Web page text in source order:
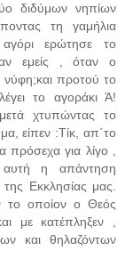
διδύμων νηπίων
τη γαμήλια
ερώτησε το
εμείς , όταν ο
προτού το
το αγοράκι Ά!
χτυπώντας το
είπεν :Τίκ, απ΄το
για λίγο ,
η απάντηση
της Εκκλησίας μας.
το οποίον ο Θεός
με κατέπληξεν ,
και θηλαζόντων